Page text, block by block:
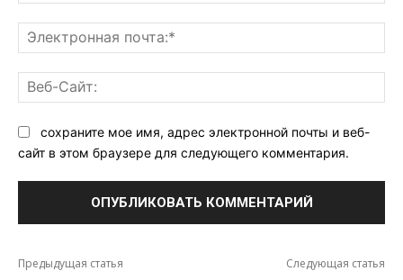
сохраните мое имя, адрес электронной почты и веб-
сайт в этом браузере для следующего комментария.
Предыдущая статья Следующая статья